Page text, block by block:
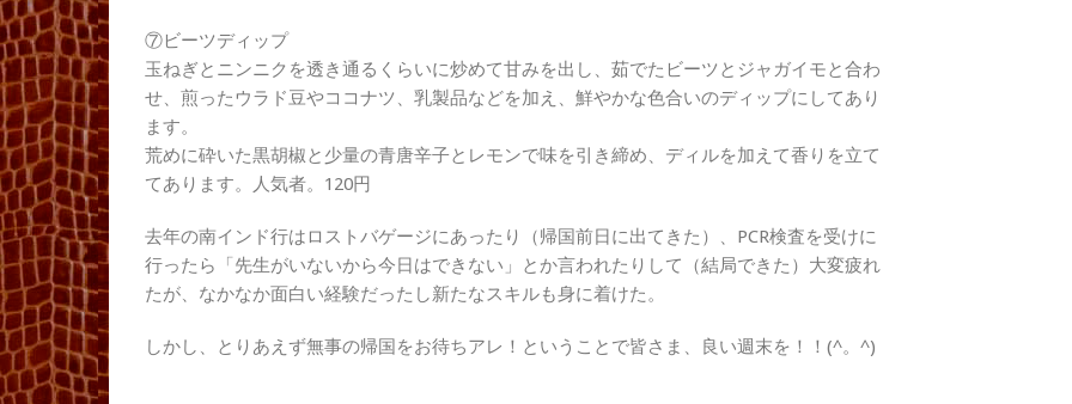
⑦ビーツディップ
玉ねぎとニンニクを透き通るくらいに炒めて甘みを出し、茹でたビーツとジャガイモと合わ
せ、煎ったウラド豆やココナツ、乳製品などを加え、鮮やかな色合いのディップにしてあり
ます。
荒めに砕いた黒胡椒と少量の青唐辛子とレモンで味を引き締め、ディルを加えて香りを立て
てあります。人気者。120円
去年の南インド行はロストバゲージにあったり（帰国前日に出てきた）、PCR検査を受けに
行ったら「先生がいないから今日はできない」とか言われたりして（結局できた）大変疲れ
たが、なかなか面白い経験だったし新たなスキルも身に着けた。
しかし、とりあえず無事の帰国をお待ちアレ！ということで皆さま、良い週末を！！(^。^)